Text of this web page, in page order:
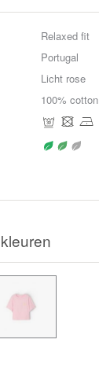
Relaxed fit
Portugal
Licht rose
100% cotton